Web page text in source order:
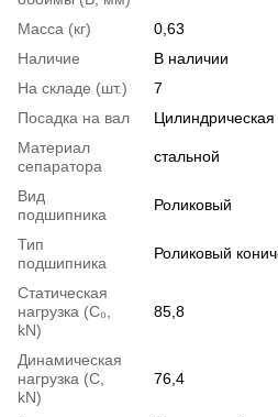
Масса (кг)
0,63
Наличие
В наличии
На складе (шт.)
7
Посадка на вал
Цилиндрическая
Материал
сепаратора
стальной
Вид
подшипника
Роликовый
Тип
подшипника
Роликовый
Статическая
нагрузка (С₀,
kN)
85,8
Динамическая
нагрузка (С,
kN)
76,4